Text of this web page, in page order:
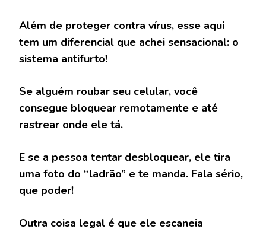
Além de proteger contra vírus, esse aqui
tem um diferencial que achei sensacional: o
sistema antifurto!
Se alguém roubar seu celular, você
consegue bloquear remotamente e até
rastrear onde ele tá.
E se a pessoa tentar desbloquear, ele tira
uma foto do “ladrão” e te manda. Fala sério,
que poder!
Outra coisa legal é que ele escaneia